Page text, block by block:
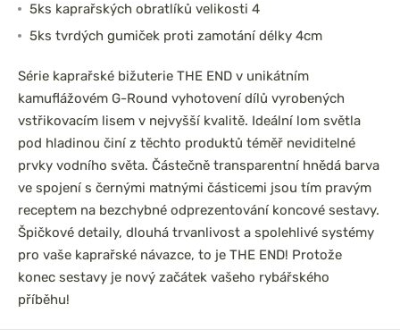
5ks kaprařských obratlíků velikosti 4
5ks tvrdých gumiček proti zamotání délky 4cm
Série kaprařské bižuterie THE END v unikátním
kamuflážovém G-Round vyhotovení dílů vyrobených
vstřikovacím lisem v nejvyšší kvalitě. Ideální lom světla
pod hladinou činí z těchto produktů téměř neviditelné
prvky vodního světa. Částečně transparentní hnědá barva
ve spojení s černými matnými částicemi jsou tím pravým
receptem na bezchybné odprezentování koncové sestavy.
Špičkové detaily, dlouhá trvanlivost a spolehlivé systémy
pro vaše kaprařské návazce, to je THE END! Protože
konec sestavy je nový začátek vašeho rybářského
příběhu!